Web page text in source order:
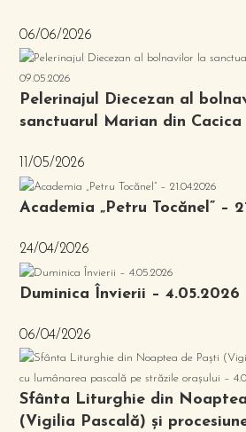
06/06/2026
Pelerinajul Diecezan al
sanctuarul Marian din
11/05/2026
Academia „Petru Tocănel” –
24/04/2026
Duminica Învierii – 4.05.2026
06/04/2026
Sfânta Liturghie din
(Vigilia Pascală) și